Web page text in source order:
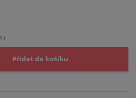
Přidat do košíku